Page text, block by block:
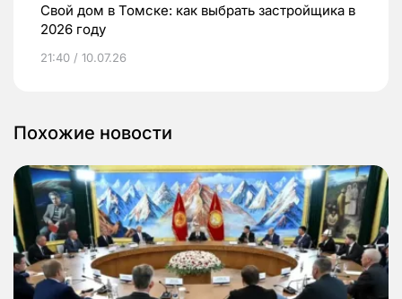
Свой дом в Томске: как выбрать застройщика в
2026 году
21:40 / 10.07.26
Похожие новости